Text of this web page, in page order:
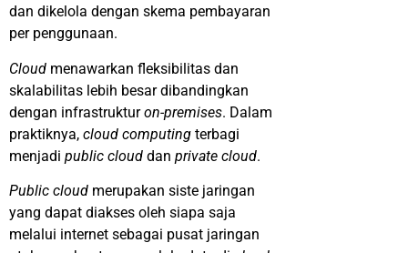
dan dikelola dengan skema pembayaran
per penggunaan.
Cloud menawarkan fleksibilitas dan
skalabilitas lebih besar dibandingkan
dengan infrastrukturon-premises. Dalam
praktiknya, cloud computing terbagi
menjadi public cloud dan private cloud.
Public cloud merupakan siste jaringan
yang dapat diakses oleh siapa saja
melalui internet sebagai pusat jaringan